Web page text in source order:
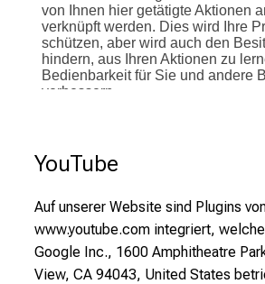
YouTube
Auf unserer Website sind Plugins
www.youtube.com integriert,
Google Inc., 1600 Amphitheatre
View, CA 94043, United States